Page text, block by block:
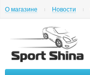
О магазине Новости